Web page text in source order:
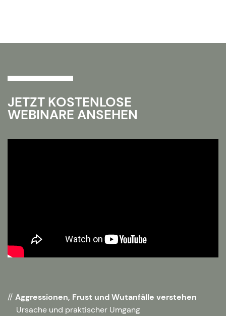
JETZT KOSTENLOSE
WEBINARE ANSEHEN
Aggressionen, Frust und Wutanfälle verstehen
Ursache und praktischer Umgang